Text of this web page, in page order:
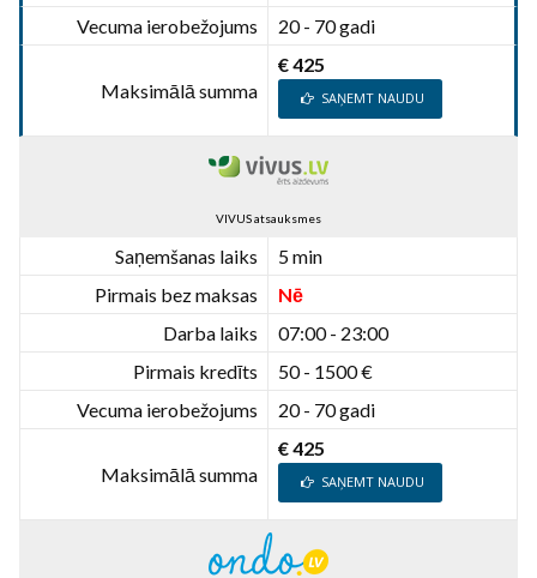
Vecuma ierobežojums
20 - 70 gadi
Maksimālā summa
€ 425
SAŅEMT NAUDU
VIVUS atsauksmes
Saņemšanas laiks
5 min
Pirmais bez maksas
Nē
Darba laiks
07:00 - 23:00
Pirmais kredīts
50 - 1500 €
Vecuma ierobežojums
20 - 70 gadi
Maksimālā summa
€ 425
SAŅEMT NAUDU